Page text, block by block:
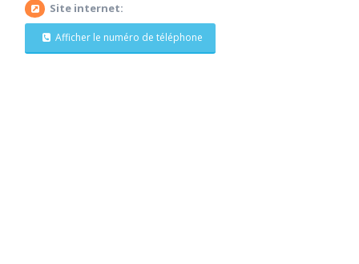
Site internet:
Afficher le numéro de téléphone